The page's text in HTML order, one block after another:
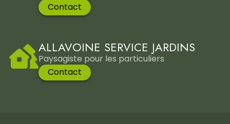
Contact
ALLAVOINE SERVICE JARDINS
Paysagiste pour les particuliers
Contact